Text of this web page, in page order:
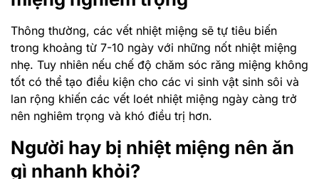
Thông thường, các vết nhiệt miệng sẽ tự tiêu biến
trong khoảng từ 7-10 ngày với những nốt nhiệt miệng
nhẹ. Tuy nhiên nếu chế độ chăm sóc răng miệng không
tốt có thể tạo điều kiện cho các vi sinh vật sinh sôi và
lan rộng khiến các vết loét nhiệt miệng ngày càng trở
nên nghiêm trọng và khó điều trị hơn.
Người hay bị nhiệt miệng nên ăn
gì nhanh khỏi?